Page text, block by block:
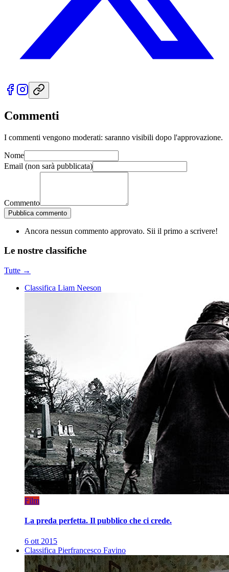
Commenti
I commenti vengono moderati: saranno visibili dopo l'approvazione.
Nome
Email (non sarà pubblicata)
Commento
Pubblica commento
Ancora nessun commento approvato. Sii il primo a scrivere!
Le nostre classifiche
Tutte →
Classifica Liam Neeson
Film
La preda perfetta. Il pubblico che ci crede.
6 ott 2015
Classifica Pierfrancesco Favino